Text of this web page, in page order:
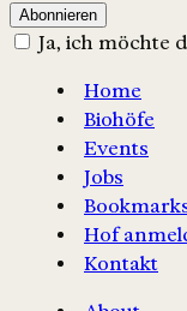
Abonnieren
Ja, ich möchte
Home
Biohöfe
Events
Jobs
Hof
Kontakt